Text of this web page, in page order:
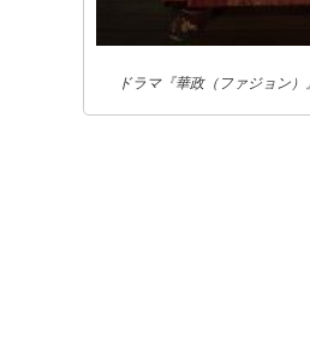
ドラマ『華政（ファジョン